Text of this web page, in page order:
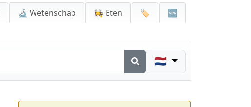
🔬 Wetenschap 👩‍🍳 Eten 🏷️
🆕
🇳🇱